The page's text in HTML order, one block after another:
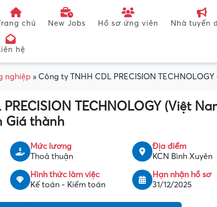
chủ New Jobs Hồ sơ ứng viên Nhà tuyển
hệ
nghiệp » Công ty TNHH CDL PRECISION
TECHNOLOGY (Việt
Giá thành
Mức lương
Thoả thuận
Địa điểm
KCN Bình Xuyên
Hình thức làm việc
Kế toán - Kiểm toán
Hạn nhận hồ sơ
31/12/2025